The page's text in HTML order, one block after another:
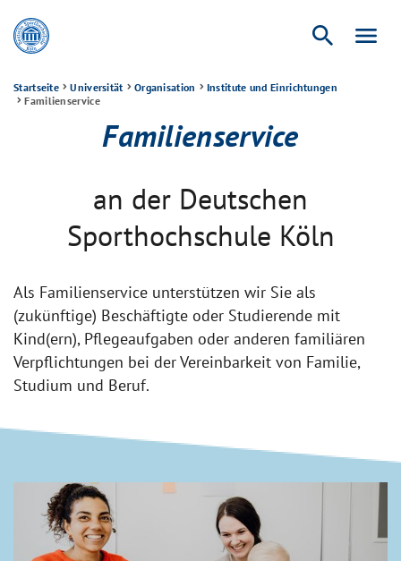
search menu
Startseite Universität Organisation
Institute und Einrichtungen
Familienservice
Familienservice
an der Deutschen
Sporthochschule Köln
Als Familienservice unterstützen wir Sie als
(zukünftige) Beschäftigte oder Studierende mit
Kind(ern), Pflegeaufgaben oder anderen familiären
Verpflichtungen bei der Vereinbarkeit von Familie,
Studium und Beruf.